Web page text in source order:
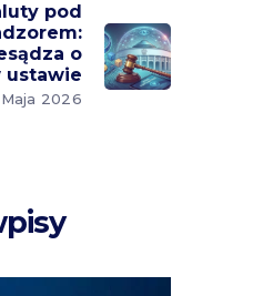
pod
o
ustawie
Maja 2026